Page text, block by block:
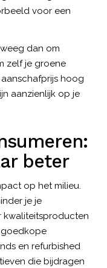
voor een
dan om
zelf je groene
hoog
aanzienlijk op je
beter
op het milieu.
je je
kwaliteitsproducten
goedkope
en refurbished
die bijdragen